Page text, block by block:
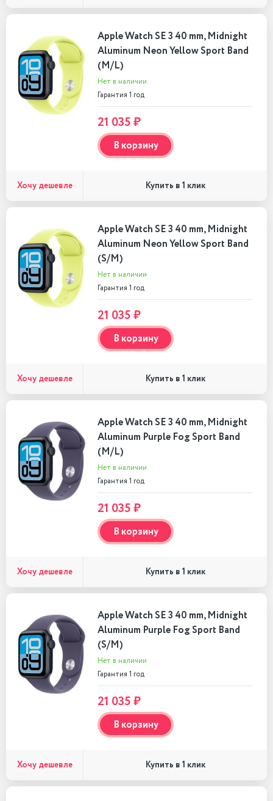
Apple Watch SE 3 40 mm, Midnight
Aluminum Neon Yellow Sport Band
(M/L)
Нет в наличии
Гарантия 1 год
21 035 ₽
В корзину
Хочу дешевле Купить в 1 клик
Apple Watch SE 3 40 mm, Midnight
Aluminum Neon Yellow Sport Band
(S/M)
Нет в наличии
Гарантия 1 год
21 035 ₽
В корзину
Хочу дешевле Купить в 1 клик
Apple Watch SE 3 40 mm, Midnight
Aluminum Purple Fog Sport Band
(M/L)
Нет в наличии
Гарантия 1 год
21 035 ₽
В корзину
Хочу дешевле Купить в 1 клик
Apple Watch SE 3 40 mm, Midnight
Aluminum Purple Fog Sport Band
(S/M)
Нет в наличии
Гарантия 1 год
21 035 ₽
В корзину
Хочу дешевле Купить в 1 клик